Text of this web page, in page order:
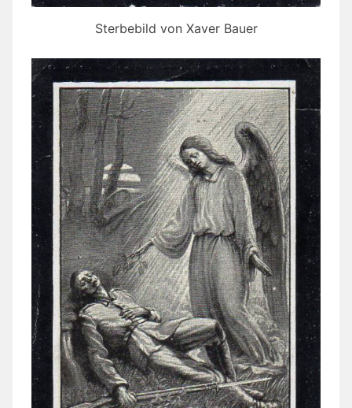
Sterbebild von Xaver Bauer